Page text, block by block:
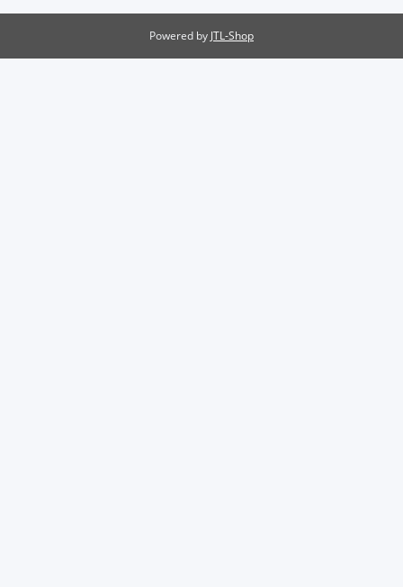
Powered by JTL-Shop